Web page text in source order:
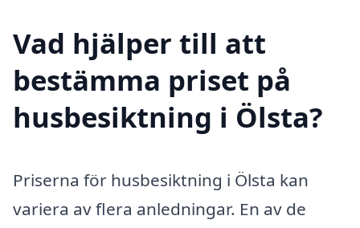
Vad hjälper till att
bestämma priset på
husbesiktning i Ölsta?
Priserna för husbesiktning i Ölsta kan
variera av flera anledningar. En av de